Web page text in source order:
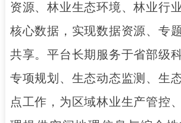
资源、林业生态环境、林业行
核心数据，实现数据资源、专
共享。平台长期服务于省部级
专项规划、生态动态监测、生
点工作，为区域林业生产管控